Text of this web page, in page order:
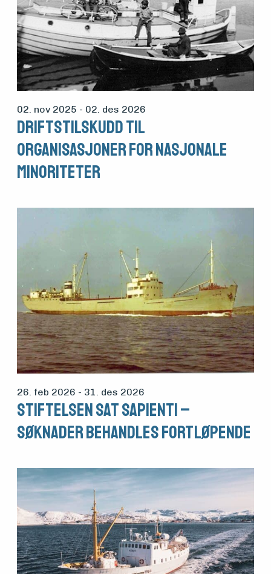
02. nov 2025 - 02. des 2026
Driftstilskudd til
organisasjoner for nasjonale
minoriteter
26. feb 2026 - 31. des 2026
STIFTELSEN SAT SAPIENTI –
SØKNADER BEHANDLES FORTLØPENDE